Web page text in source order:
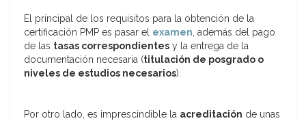
El principal de los requisitos para la obtención de la
certificación PMP es pasar el examen, además del pago
de las tasas correspondientes y la entrega de la
documentación necesaria (titulación de posgrado o
niveles de estudios necesarios).
Por otro lado, es imprescindible la acreditación de unas